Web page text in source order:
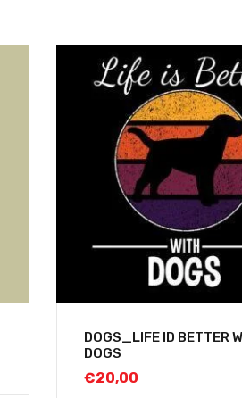
DOGS_LIFE ID BETTER
DOGS
€20,00